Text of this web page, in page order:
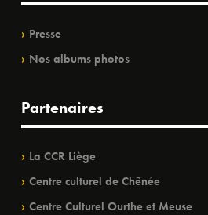
Presse
Nos albums photos
Partenaires
La CCR Liège
Centre culturel de Chênée
Centre Culturel Ourthe et Meuse